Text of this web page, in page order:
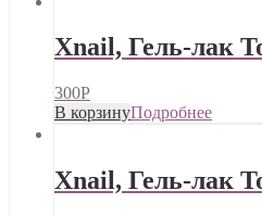
Xnail, Гель-лак
300Р
В корзинуПодробнее
Xnail, Гель-лак